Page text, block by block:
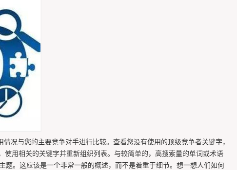
况与您的主要竞争对手进行比较。查看您没有使用的顶级竞争者关键字，
用相关的关键字并重新组织列表。与较简单的，高搜索量的单词或术语
。这应该是一个非常一般的概述，而不是着重于细节。想一想人们如何